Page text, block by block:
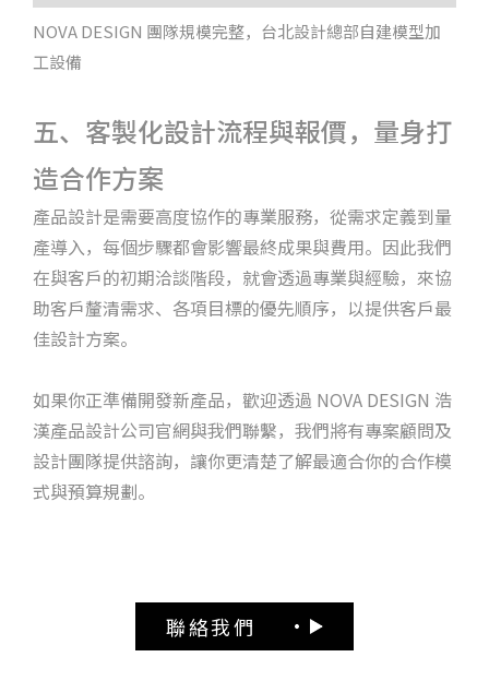
NOVA DESIGN 團隊規模完整，台北設計總部自建模型加
工設備
五、客製化設計流程與報價，量身打
造合作方案
產品設計是需要高度協作的專業服務，從需求定義到量
產導入，每個步驟都會影響最終成果與費用。因此我們
在與客戶的初期洽談階段，就會透過專業與經驗，來協
助客戶釐清需求、各項目標的優先順序，以提供客戶最
佳設計方案。
如果你正準備開發新產品，歡迎透過 NOVA DESIGN 浩
漢產品設計公司官網與我們聯繫，我們將有專案顧問及
設計團隊提供諮詢，讓你更清楚了解最適合你的合作模
式與預算規劃。
聯絡我們